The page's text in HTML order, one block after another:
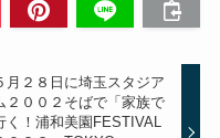
月２８日に埼玉スタジア
２００２そばで「家族で
く！浦和美園FESTIVAL